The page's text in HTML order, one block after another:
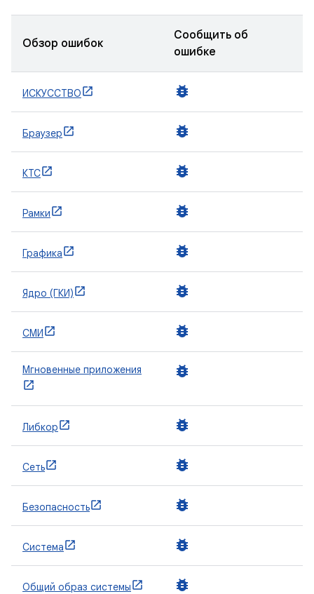
Обзор ошибок
Сообщить об
ошибке
ИСКУССТВО bug_report
Браузер bug_report
КТС bug_report
Рамки bug_report
Графика bug_report
Ядро (ГКИ) bug_report
СМИ bug_report
Мгновенные приложения bug_report
Либкор bug_report
Сеть bug_report
Безопасность bug_report
Система bug_report
Общий образ системы bug_report